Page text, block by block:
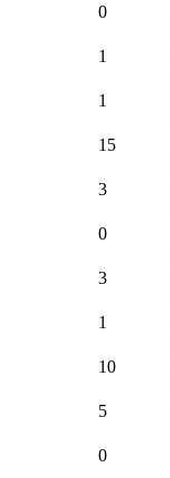
0
1
1
15
3
0
3
1
10
5
0